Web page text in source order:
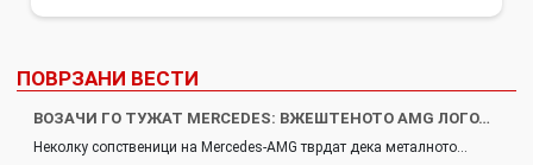
ПОВРЗАНИ ВЕСТИ
ВОЗАЧИ ГО ТУЖАТ MERCEDES: ВЖЕШТЕНОТО AMG ЛОГО…
Неколку сопственици на Mercedes-AMG тврдат дека металното…